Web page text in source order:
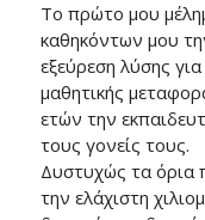
Το πρώτο μου
καθηκόντων μου
εξεύρεση λύσης
μαθητικής
ετών την
τους γονείς τους.
Δυστυχώς τα όρια
την ελάχιστη